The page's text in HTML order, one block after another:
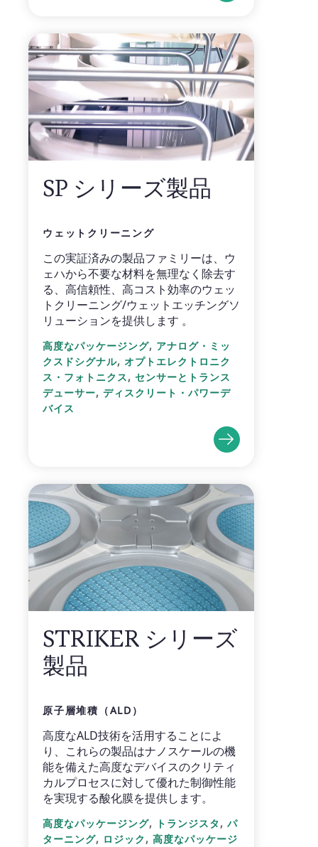
SP シリーズ製品
ウェットクリーニング
この実証済みの製品ファミリーは、ウ
ェハから不要な材料を無理なく除去す
る、高信頼性、高コスト効率のウェッ
トクリーニング/ウェットエッチングソ
リューションを提供します 。
高度なパッケージング, アナログ・ミッ
クスドシグナル, オプトエレクトロニク
ス・フォトニクス, センサーとトランス
デューサー, ディスクリート・パワーデ
バイス
STRIKER シリーズ
製品
原子層堆積（ALD）
高度なALD技術を活用することによ
り、これらの製品はナノスケールの機
能を備えた高度なデバイスのクリティ
カルプロセスに対して優れた制御性能
を実現する酸化膜を提供します。
高度なパッケージング, トランジスタ , パ
ターニング, ロジック , 高度なパッケージ